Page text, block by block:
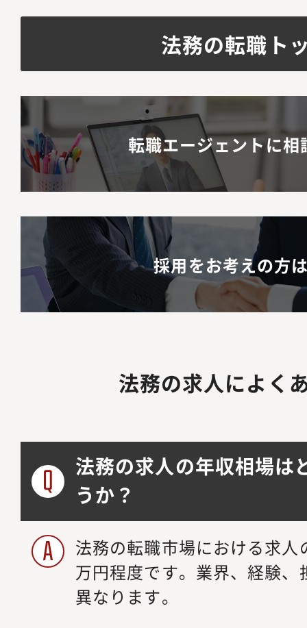
の法改正を先読みし
デート提案各事業部
プライアンス」研修
組織構成メンバー2名
ションの魅力】・代
断に直結するリーガ
能です。・上場前後
て、極めて市場価値
習得できます。・キ
じ、早期に法務責任
法務の転職ト
転職エージェントに相
採用をお考えの方
法務の求人によく
法務の求人の年収相場は
うか？
法務の転職市場における求
万円程度です。業界、経験
異なります。